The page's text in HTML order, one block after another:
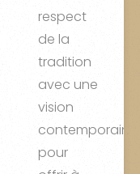
respect
de la
tradition
avec une
vision
contemporaine,
pour